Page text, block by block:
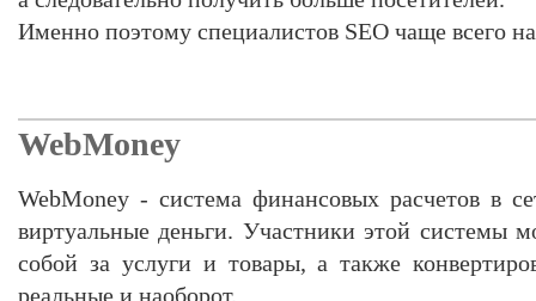
Именно поэтому специалистов SEO чаще всего
WebMoney
WebMoney - система финансовых расчетов в
виртуальные деньги. Участники этой системы
собой за услуги и товары, а также
реальные и наоборот.